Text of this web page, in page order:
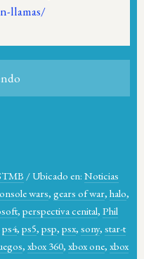
llamas/
/ Ubicado en: Noticias
wars, gears of war, halo,
, perspectiva cenital, Phil
ps4, ps5, psp, psx, sony, star-t
, xbox 360, xbox one, xbox